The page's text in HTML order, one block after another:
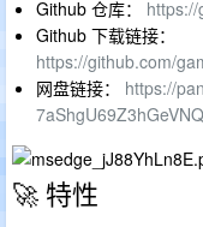
Github 仓库：
Github 下载链接：
https://github.com/
网盘链接： https://
7aShgU69Z3hGeVNQ
🚀 特性